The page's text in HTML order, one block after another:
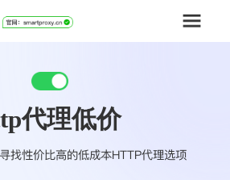
代理低价
找性价比高的低成本HTTP代理选项